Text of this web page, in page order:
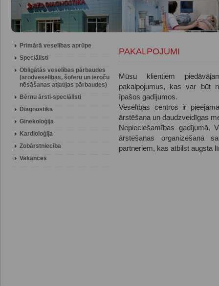
Primārā veselības aprūpe
Speciālisti
Obligātās veselības pārbaudes
(arodveselības, šoferu un ieroču
nēsāšanas atļaujas pārbaudes)
Bērnu ārsti-speciālisti
Diagnostika
Ginekoloģija
Kardioloģija
Zobārstniecība
Vakances
PAKALPOJUMI
Mūsu klientiem
pakalpojumus, kas var būt
īpašos gadījumos.
Veselības centros ir
ārstēšana un daudzveidīgas
Nepieciešamības gadījumā,
ārstēšanas organizēšanā
partneriem, kas atbilst augsta